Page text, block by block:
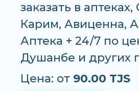
заказать в
Карим, Авиценна,
Аптека + 24/7 по
Душанбе и других
Цена: от 90.00 TJS